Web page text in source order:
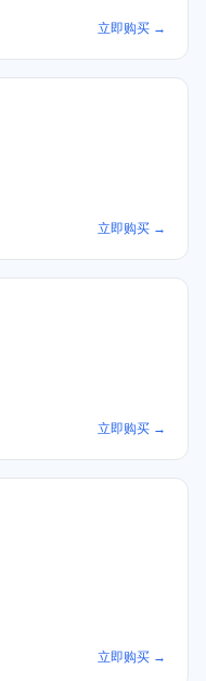
立即购买 →
立即购买 →
立即购买 →
立即购买 →